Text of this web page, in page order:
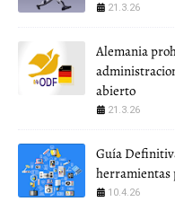
21.3.26
Alemania
abierto
21.3.26
Guía
herramientas
10.4.26